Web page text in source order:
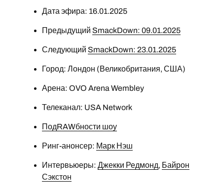
Дата эфира: 16.01.2025
Предыдущий SmackDown: 09.01.2025
Следующий SmackDown: 23.01.2025
Город: Лондон (Великобритания, США)
Арена: OVO Arena Wembley
Телеканал: USA Network
ПодRAWбности шоу
Ринг-анонсер: Марк Нэш
Интервьюеры: Джекки Редмонд, Байрон
Сэкстон